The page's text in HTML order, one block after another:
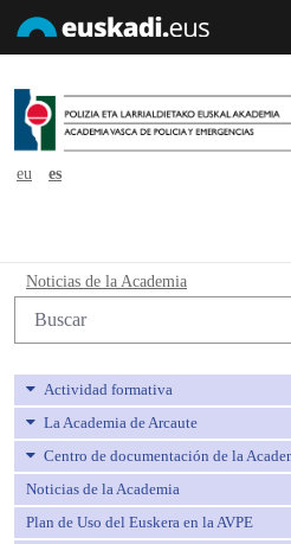
eu
es
Noticias de la
Noticias de la Academia
Búsqueda web
Actividad formativa
La Academia de Arcaute
Centro de documentación de la
Noticias de la Academia
Plan de Uso del Euskera en la AVPE